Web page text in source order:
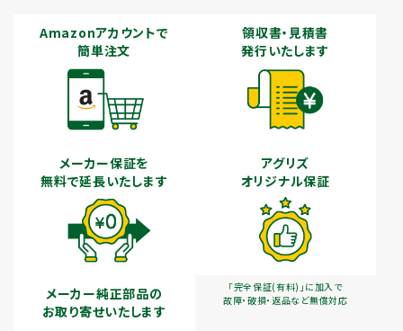
Amazonアカウントで
簡単注文
領収書・見積書
発行いたします
メーカー保証を
無料で延長いたします
アグリズ
オリジナル保証
「完全保証(有料)」に加入で
故障・破損・返品など無償対応
メーカー純正部品の
お取り寄せいたします